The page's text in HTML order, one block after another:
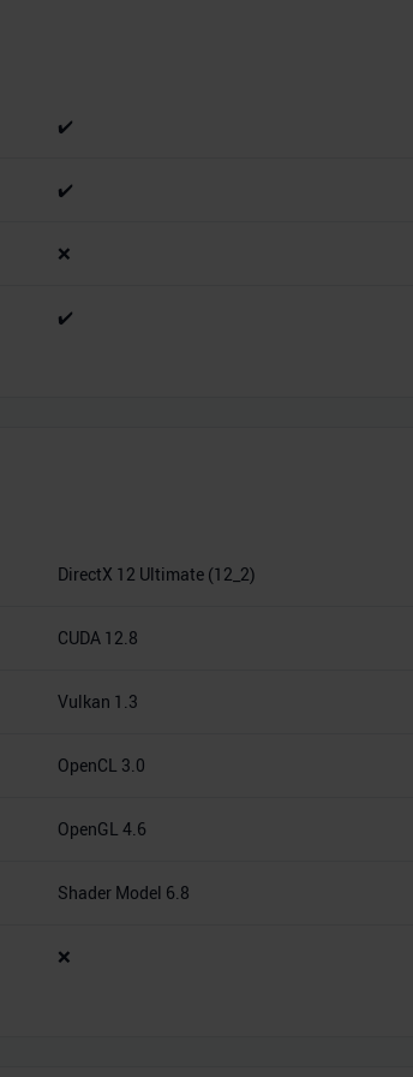
✔️
✔️
❌
✔️
DirectX 12 Ultimate (12_2)
CUDA 12.8
Vulkan 1.3
OpenCL 3.0
OpenGL 4.6
Shader Model 6.8
❌